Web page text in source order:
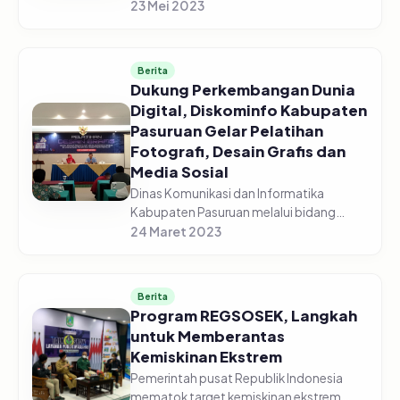
menghadiri Rapat Koordinasi
secara vir...
23 Mei 2023
Berita
Dukung Perkembangan Dunia
Digital, Diskominfo Kabupaten
Pasuruan Gelar Pelatihan
Fotografi, Desain Grafis dan
Media Sosial
Dinas Komunikasi dan Informatika
Kabupaten Pasuruan melalui bidang
Informasi dan Komunikasi Publik (IKP)
24 Maret 2023
Berita
Program REGSOSEK, Langkah
untuk Memberantas
Kemiskinan Ekstrem
Pemerintah pusat Republik Indonesia
mematok target kemiskinan ekstrem